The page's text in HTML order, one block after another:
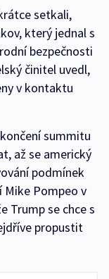
setkali,
který jednal s
bezpečnosti
činitel uvedl,
v kontaktu
summitu
až se americký
podmínek
Mike Pompeo v
Trump se chce s
propustit